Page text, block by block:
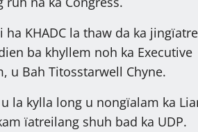
KHADC la thaw da ka
ba khyllem noh ka Executive
u Bah Titosstarwell Chyne.
la kylla long u nongïalam ka
ïatreilang shuh bad ka UDP.